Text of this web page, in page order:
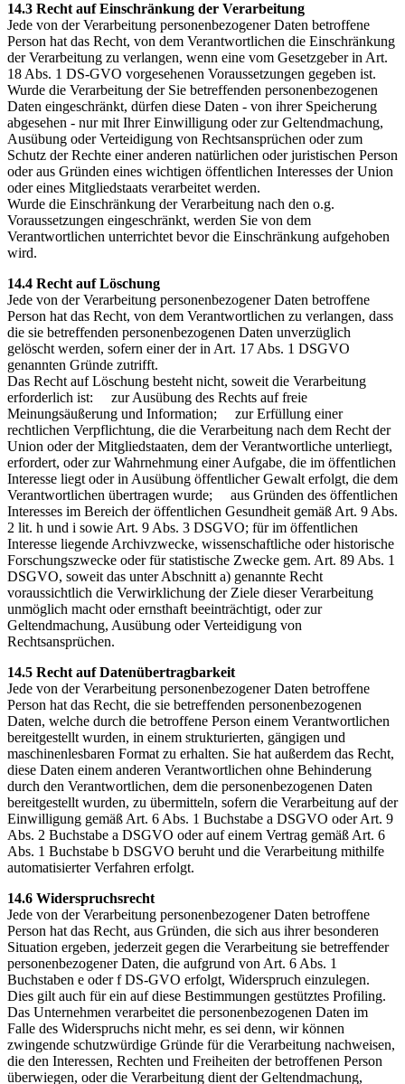
14.3 Recht auf Einschränkung der Verarbeitung
Jede von der Verarbeitung personenbezogener Daten betroffene
Person hat das Recht, von dem Verantwortlichen die Einschränkung
der Verarbeitung zu verlangen, wenn eine vom Gesetzgeber in Art.
18 Abs. 1 DS-GVO vorgesehenen Voraussetzungen gegeben ist.
Wurde die Verarbeitung der Sie betreffenden personenbezogenen
Daten eingeschränkt, dürfen diese Daten - von ihrer Speicherung
abgesehen - nur mit Ihrer Einwilligung oder zur Geltendmachung,
Ausübung oder Verteidigung von Rechtsansprüchen oder zum
Schutz der Rechte einer anderen natürlichen oder juristischen Person
oder aus Gründen eines wichtigen öffentlichen Interesses der Union
oder eines Mitgliedstaats verarbeitet werden.
Wurde die Einschränkung der Verarbeitung nach den o.g.
Voraussetzungen eingeschränkt, werden Sie von dem
Verantwortlichen unterrichtet bevor die Einschränkung aufgehoben
wird.
14.4 Recht auf Löschung
Jede von der Verarbeitung personenbezogener Daten betroffene
Person hat das Recht, von dem Verantwortlichen zu verlangen, dass
die sie betreffenden personenbezogenen Daten unverzüglich
gelöscht werden, sofern einer der in Art. 17 Abs. 1 DSGVO
genannten Gründe zutrifft.
Das Recht auf Löschung besteht nicht, soweit die Verarbeitung
erforderlich ist: zur Ausübung des Rechts auf freie
Meinungsäußerung und Information; zur Erfüllung einer
rechtlichen Verpflichtung, die die Verarbeitung nach dem Recht der
Union oder der Mitgliedstaaten, dem der Verantwortliche unterliegt,
erfordert, oder zur Wahrnehmung einer Aufgabe, die im öffentlichen
Interesse liegt oder in Ausübung öffentlicher Gewalt erfolgt, die dem
Verantwortlichen übertragen wurde; aus Gründen des öffentlichen
Interesses im Bereich der öffentlichen Gesundheit gemäß Art. 9 Abs.
2 lit. h und i sowie Art. 9 Abs. 3 DSGVO; für im öffentlichen
Interesse liegende Archivzwecke, wissenschaftliche oder historische
Forschungszwecke oder für statistische Zwecke gem. Art. 89 Abs. 1
DSGVO, soweit das unter Abschnitt a) genannte Recht
voraussichtlich die Verwirklichung der Ziele dieser Verarbeitung
unmöglich macht oder ernsthaft beeinträchtigt, oder zur
Geltendmachung, Ausübung oder Verteidigung von
Rechtsansprüchen.
14.5 Recht auf Datenübertragbarkeit
Jede von der Verarbeitung personenbezogener Daten betroffene
Person hat das Recht, die sie betreffenden personenbezogenen
Daten, welche durch die betroffene Person einem Verantwortlichen
bereitgestellt wurden, in einem strukturierten, gängigen und
maschinenlesbaren Format zu erhalten. Sie hat außerdem das Recht,
diese Daten einem anderen Verantwortlichen ohne Behinderung
durch den Verantwortlichen, dem die personenbezogenen Daten
bereitgestellt wurden, zu übermitteln, sofern die Verarbeitung auf der
Einwilligung gemäß Art. 6 Abs. 1 Buchstabe a DSGVO oder Art. 9
Abs. 2 Buchstabe a DSGVO oder auf einem Vertrag gemäß Art. 6
Abs. 1 Buchstabe b DSGVO beruht und die Verarbeitung mithilfe
automatisierter Verfahren erfolgt.
14.6 Widerspruchsrecht
Jede von der Verarbeitung personenbezogener Daten betroffene
Person hat das Recht, aus Gründen, die sich aus ihrer besonderen
Situation ergeben, jederzeit gegen die Verarbeitung sie betreffender
personenbezogener Daten, die aufgrund von Art. 6 Abs. 1
Buchstaben e oder f DS-GVO erfolgt, Widerspruch einzulegen.
Dies gilt auch für ein auf diese Bestimmungen gestütztes Profiling.
Das Unternehmen verarbeitet die personenbezogenen Daten im
Falle des Widerspruchs nicht mehr, es sei denn, wir können
zwingende schutzwürdige Gründe für die Verarbeitung nachweisen,
die den Interessen, Rechten und Freiheiten der betroffenen Person
überwiegen, oder die Verarbeitung dient der Geltendmachung,